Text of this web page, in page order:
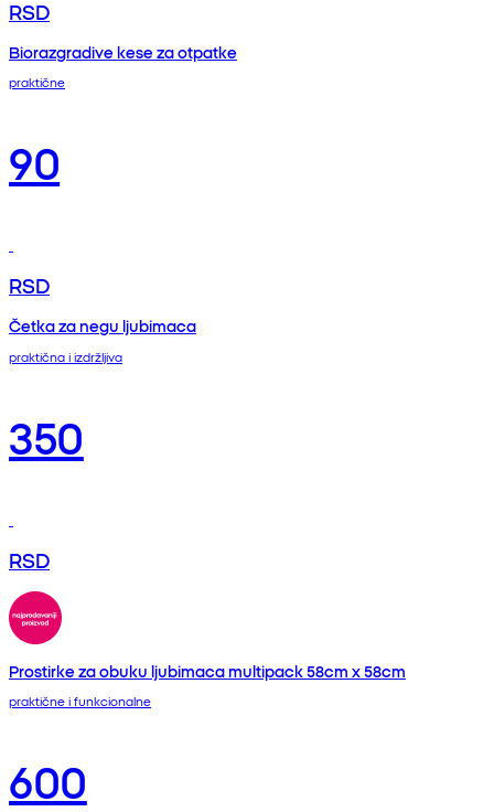
RSD
Biorazgradive kese za otpatke
praktične
90
RSD
Četka za negu ljubimaca
praktična i izdržljiva
350
RSD
Prostirke za obuku ljubimaca multipack 58cm x 58cm
praktične i funkcionalne
600